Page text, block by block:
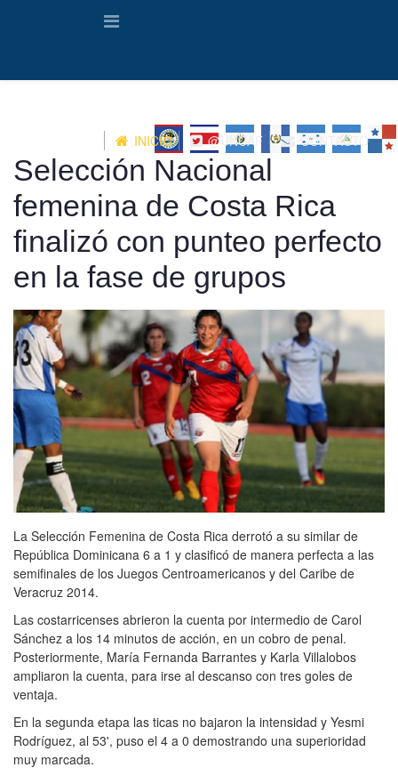
INICIO @UNCAF CONTACTO
Selección Nacional
femenina de Costa Rica
finalizó con punteo perfecto
en la fase de grupos
La Selección Femenina de Costa Rica derrotó a su similar de
República Dominicana 6 a 1 y clasificó de manera perfecta a las
semifinales de los Juegos Centroamericanos y del Caribe de
Veracruz 2014.
Las costarricenses abrieron la cuenta por intermedio de Carol
Sánchez a los 14 minutos de acción, en un cobro de penal.
Posteriormente, María Fernanda Barrantes y Karla Villalobos
ampliaron la cuenta, para irse al descanso con tres goles de
ventaja.
En la segunda etapa las ticas no bajaron la intensidad y Yesmi
Rodríguez, al 53', puso el 4 a 0 demostrando una superioridad
muy marcada.